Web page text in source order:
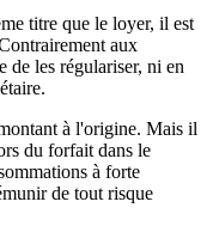
titre que le loyer, il est
aux
de les régulariser, ni en
à l'origine. Mais il
du forfait dans le
à forte
de tout risque